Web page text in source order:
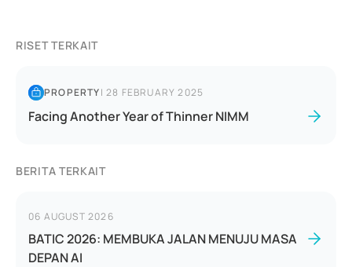
RISET TERKAIT
PROPERTY|28 FEBRUARY 2025
Facing Another Year of Thinner NIMM
BERITA TERKAIT
06 AUGUST 2026
BATIC 2026: MEMBUKA JALAN MENUJU MASA
DEPAN AI